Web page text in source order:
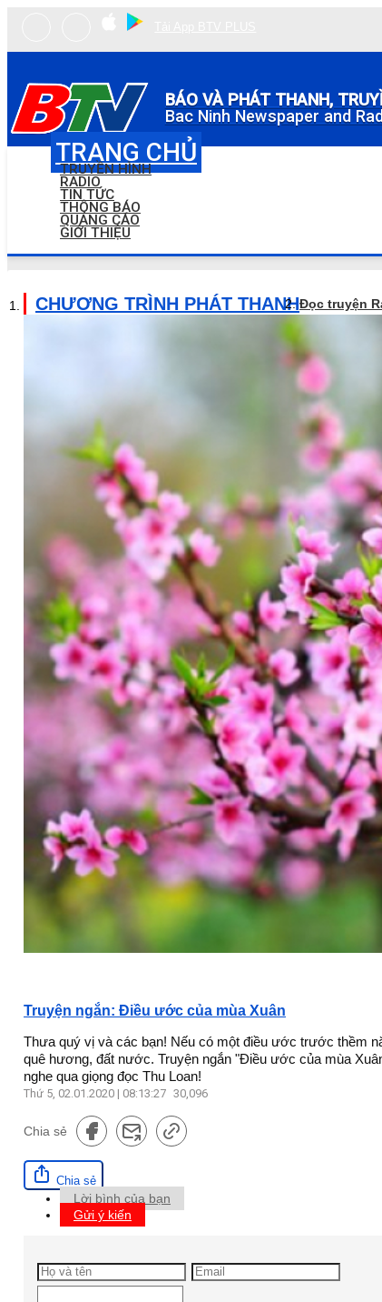
BÁO VÀ PHÁT THANH,
Bac Ninh Newspaper and
TRANG CHỦ
TRUYỀN HÌNH
RADIO
TIN TỨC
THÔNG BÁO
QUẢNG CÁO
GIỚI THIỆU
CHƯƠNG TRÌNH PHÁT THANHĐọc truyện
Truyện ngắn: Điều ước của mùa Xuân
Thưa quý vị và các bạn! Nếu có một điều ước trước thềm
quê hương, đất nước. Truyện ngắn "Điều ước của mùa
nghe qua giọng đọc Thu Loan!
Thứ 5, 02.01.2020 | 08:13:27 30,096
Chia sẻ
Chia sẻ
Lời bình của bạn
Gửi ý kiến